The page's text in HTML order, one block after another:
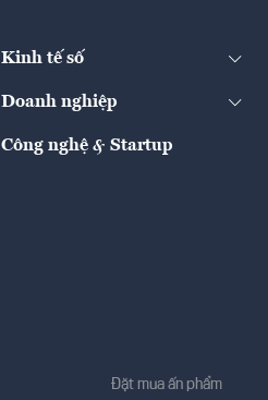
Kinh tế số
Doanh nghiệp
Công nghệ & Startup
Đặt mua ấn phẩm